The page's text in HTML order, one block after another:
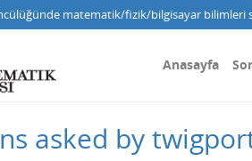
matematik/fizik/bilgisayar bilimleri
Anasayfa
asked by